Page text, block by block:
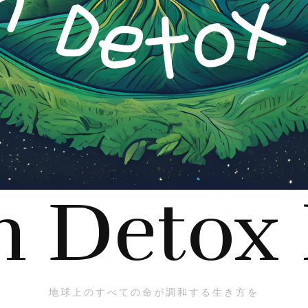
Detox
地球上のすべての命が調和する生き方を